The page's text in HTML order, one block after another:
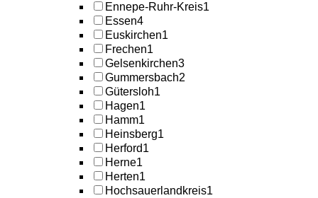
Ennepe-Ruhr-Kreis1
Essen4
Euskirchen1
Frechen1
Gelsenkirchen3
Gummersbach2
Gütersloh1
Hagen1
Hamm1
Heinsberg1
Herford1
Herne1
Herten1
Hochsauerlandkreis1